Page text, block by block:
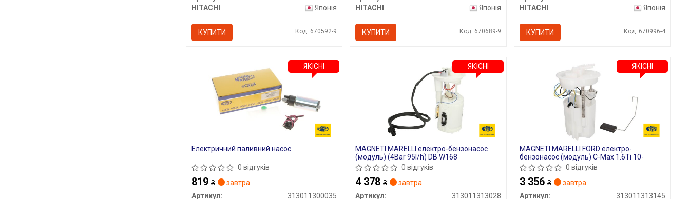
HITACHI
Японія
КУПИТИ Код: 670592-9
HITACHI
Японія
КУПИТИ Код: 670689-9
HITACHI
Японія
КУПИТИ Код: 670996-4
Електричний паливний насос
0 відгуків
819 ₴
завтра
Артикул:
313011300035
ЯКІСНІ
MAGNETI MARELLI електро-бензонасос
(модуль) (4Bar 95l/h) DB W168
0 відгуків
4 378₴
завтра
Артикул:
313011313028
ЯКІСНІ
MAGNETI MARELLI FORD електро-
бензонасос (модуль) C-Max 1.6Ti 10-
0 відгуків
3 356₴
завтра
Артикул:
313011313145
ЯКІСНІ